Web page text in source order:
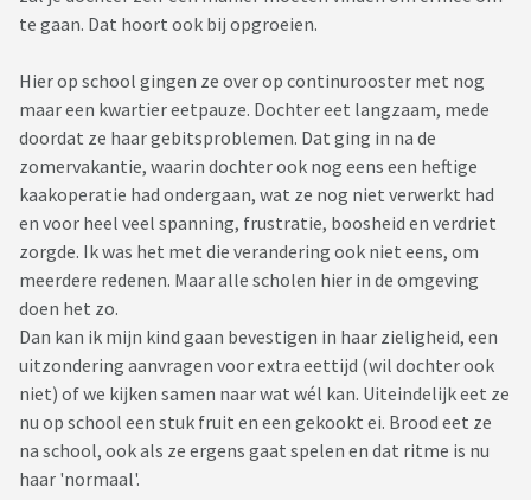
te gaan. Dat hoort ook bij opgroeien.
Hier op school gingen ze over op continurooster met nog
maar een kwartier eetpauze. Dochter eet langzaam, mede
doordat ze haar gebitsproblemen. Dat ging in na de
zomervakantie, waarin dochter ook nog eens een heftige
kaakoperatie had ondergaan, wat ze nog niet verwerkt had
en voor heel veel spanning, frustratie, boosheid en verdriet
zorgde. Ik was het met die verandering ook niet eens, om
meerdere redenen. Maar alle scholen hier in de omgeving
doen het zo.
Dan kan ik mijn kind gaan bevestigen in haar zieligheid, een
uitzondering aanvragen voor extra eettijd (wil dochter ook
niet) of we kijken samen naar wat wél kan. Uiteindelijk eet ze
nu op school een stuk fruit en een gekookt ei. Brood eet ze
na school, ook als ze ergens gaat spelen en dat ritme is nu
haar 'normaal'.